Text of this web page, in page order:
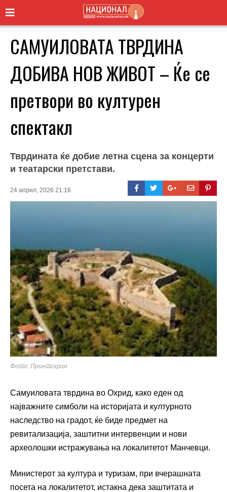
САМУИЛОВАТА ТВРДИНА
ДОБИВА НОВ ЖИВОТ – Ќе се
претвори во културен
спектакл
Тврдината ќе добие летна сцена за концерти
и театарски претстави.
24 април, 2026 21:16
Фото: Принтскрин
Самуиловата тврдина во Охрид, како еден од
најважните симболи на историјата и културното
наследство на градот, ќе биде предмет на
ревитализација, заштитни интервенции и нови
археолошки истражувања на локалитетот Манчевци.
Министерот за култура и туризам, при вчерашната
посета на локалитетот, истакна дека заштитата и